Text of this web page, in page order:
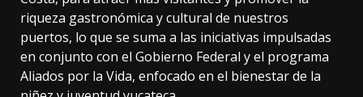
riqueza gastronómica y cultural de nuestros
puertos, lo que se suma a las iniciativas impulsadas
en conjunto con el Gobierno Federal y el programa
Aliados por la Vida, enfocado en el bienestar de la